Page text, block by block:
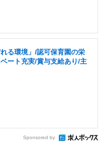
る環境」/認可保育園の栄
ート充実/賞与支給あり/主
Sponsored by